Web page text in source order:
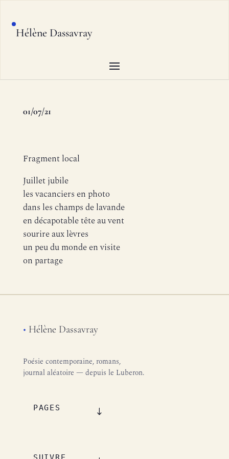
Hélène Dassavray
01/07/21
Fragment local
Juillet jubile
les vacanciers en photo
dans les champs de lavande
en décapotable tête au vent
sourire aux lèvres
un peu du monde en visite
on partage
• Hélène Dassavray
Poésie contemporaine, romans,
journal aléatoire — depuis le Luberon.
PAGES